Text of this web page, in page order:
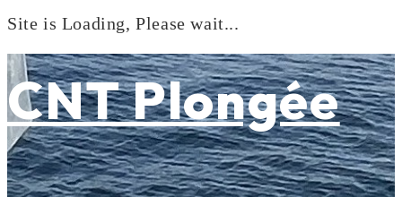
Site is Loading, Please wait...
to
content
CNT Plongée